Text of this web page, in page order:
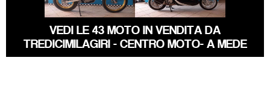
VEDI LE 43 MOTO IN VENDITA DA
TREDICIMILAGIRI - CENTRO MOTO- A MEDE